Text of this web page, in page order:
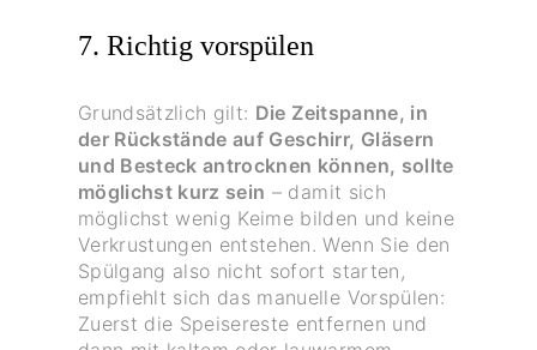
7. Richtig vorspülen
Grundsätzlich gilt: Die Zeitspanne, in
der Rückstände auf Geschirr, Gläsern
und Besteck antrocknen können, sollte
möglichst kurz sein – damit sich
möglichst wenig Keime bilden und keine
Verkrustungen entstehen. Wenn Sie den
Spülgang also nicht sofort starten,
empfiehlt sich das manuelle Vorspülen:
Zuerst die Speisereste entfernen und